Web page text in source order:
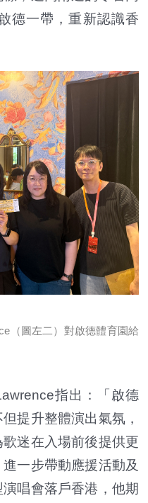
德一帶，重新認識香
（圖左二）對啟德體育園給
指出：「啟德
提升整體演出氣氛，
迷在入場前後提供更
一步帶動應援活動及
唱會落戶香港，他期